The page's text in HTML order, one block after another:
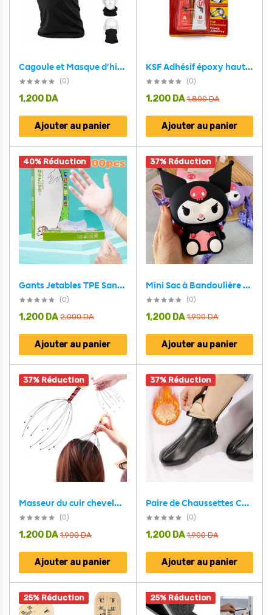
Cagoule et Masque d’hiver complet pour Vélo, Moto, Ski
(0)
1,200 DA
Ajouter au panier
KSF Adhésif époxy haute performance rapide 5 minutes
(0)
1,800DA
1,200 DA
Ajouter au panier
40% Réduction
Gants Jetables TPE Sans Latex 300 Pièces – قفازات للاستعمال مرة واحدة
(0)
2,000DA
1,200 DA
Ajouter au panier
37% Réduction
Mini Sac à Bandoulière Kuromi – Accessoire Kawaii pour Enfants et Fans de Manga
(0)
1,900DA
1,200 DA
Ajouter au panier
37% Réduction
Masseur du cuir chevelu pour une relaxation profonde – أداة تدليك فروة الرأس
(0)
1,900DA
1,200 DA
Ajouter au panier
37% Réduction
Paire de Chaussettes Chaudes d’hiver unisexes en cuir zippées
(0)
1,900DA
1,200 DA
Ajouter au panier
25% Réduction 25% Réduction